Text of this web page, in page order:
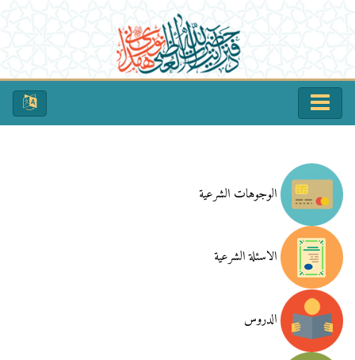
الوجوهات الشرعية
الاسئلة الشرعية
الدروس